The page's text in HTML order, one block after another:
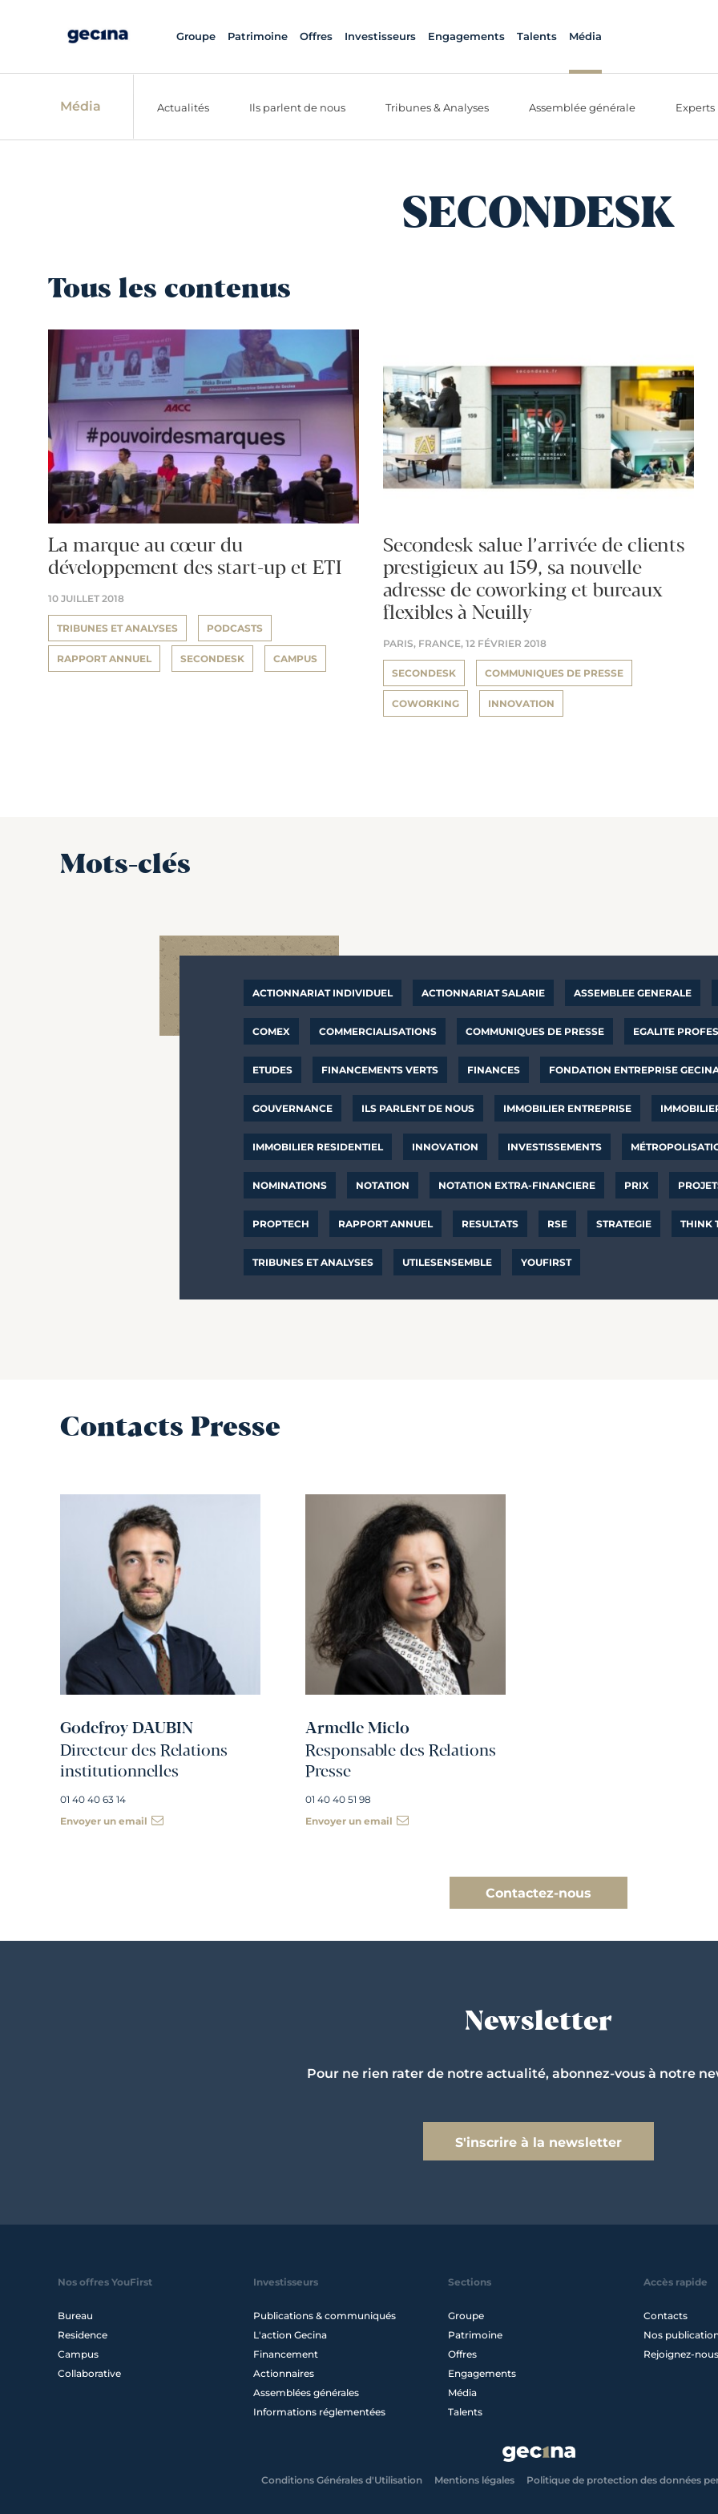
Groupe Patrimoine Offres Investisseurs Engagements Talents Média
Média Actualités Ils parlent de nous Tribunes & Analyses Assemblée générale Experts
SECONDESK
Tous les contenus
La marque au cœur du
développement des start-up et ETI
10 JUILLET 2018
TRIBUNES ET ANALYSES PODCASTS
RAPPORT ANNUEL SECONDESK CAMPUS
Secondesk salue l’arrivée de clients
prestigieux au 159, sa nouvelle
adresse de coworking et bureaux
flexibles à Neuilly
PARIS, FRANCE, 12 FÉVRIER 2018
SECONDESK COMMUNIQUES DE PRESSE
COWORKING INNOVATION
Mots-clés
ACTIONNARIAT INDIVIDUEL ACTIONNARIAT SALARIE ASSEMBLEE GENERALE
COMEX COMMERCIALISATIONS COMMUNIQUES DE PRESSE EGALITE
ETUDES FINANCEMENTS VERTS FINANCES FONDATION ENTREPRISE
GOUVERNANCE ILS PARLENT DE NOUS IMMOBILIER ENTREPRISE
IMMOBILIER RESIDENTIEL INNOVATION INVESTISSEMENTS
NOMINATIONS NOTATION NOTATION EXTRA-FINANCIERE PRIX
PROPTECH RAPPORT ANNUEL RESULTATS RSE STRATEGIE THINK
TRIBUNES ET ANALYSES UTILESENSEMBLE YOUFIRST
Contacts Presse
Godefroy DAUBIN
Directeur des Relations
institutionnelles
01 40 40 63 14
Envoyer un email
Armelle Miclo
Responsable des Relations
Presse
01 40 40 51 98
Envoyer un email
Contactez-nous
Newsletter
Pour ne rien rater de notre actualité, abonnez-vous à notre
S'inscrire à la newsletter
Nos offres YouFirst
Bureau
Residence
Campus
Collaborative
Investisseurs
Publications & communiqués
L'action Gecina
Financement
Actionnaires
Assemblées générales
Informations réglementées
Sections
Groupe
Patrimoine
Offres
Engagements
Média
Talents
Accès rapide
Contacts
Nos
Rejoignez-nous
Conditions Générales d'Utilisation Mentions légales Politique de protection des données